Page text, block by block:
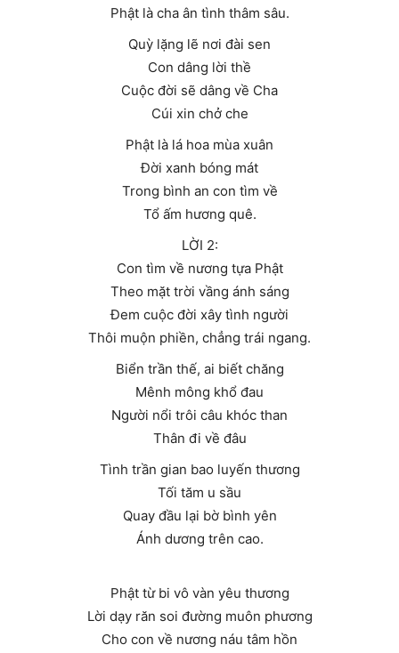
Phật là cha ân tình thâm sâu.
Quỳ lặng lẽ nơi đài sen
Con dâng lời thề
Cuộc đời sẽ dâng về Cha
Cúi xin chở che
Phật là lá hoa mùa xuân
Đời xanh bóng mát
Trong bình an con tìm về
Tổ ấm hương quê.
LỜI 2:
Con tìm về nương tựa Phật
Theo mặt trời vầng ánh sáng
Đem cuộc đời xây tình người
Thôi muộn phiền, chẳng trái ngang.
Biển trần thế, ai biết chăng
Mênh mông khổ đau
Người nổi trôi câu khóc than
Thân đi về đâu
Tình trần gian bao luyến thương
Tối tăm u sầu
Quay đầu lại bờ bình yên
Ánh dương trên cao.
Phật từ bi vô vàn yêu thương
Lời dạy răn soi đường muôn phương
Cho con về nương náu tâm hồn